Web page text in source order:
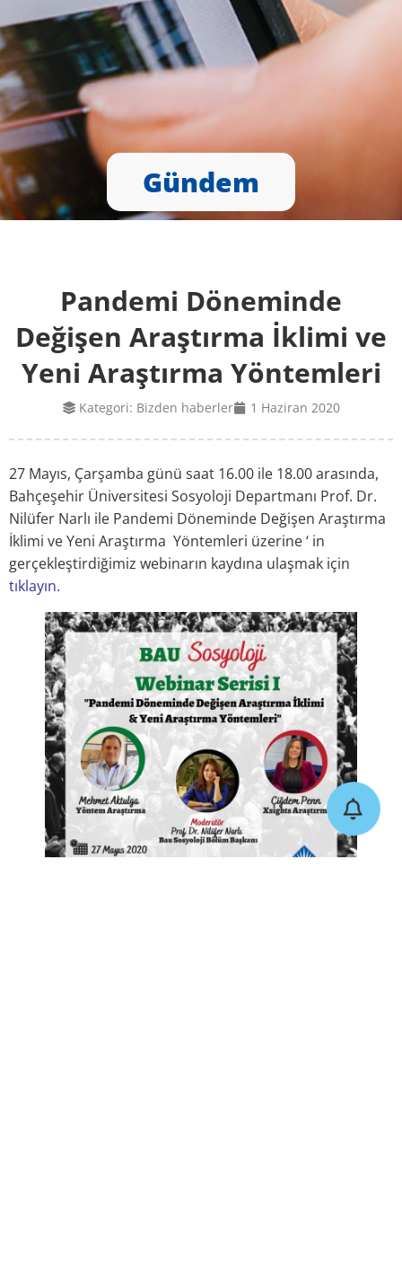
Gündem
Pandemi Döneminde
Değişen Araştırma İklimi ve
Yeni Araştırma Yöntemleri
Kategori: Bizden haberler 1 Haziran 2020
27 Mayıs, Çarşamba günü saat 16.00 ile 18.00 arasında,
Bahçeşehir Üniversitesi Sosyoloji Departmanı Prof. Dr.
Nilüfer Narlı ile Pandemi Döneminde Değişen Araştırma
İklimi ve Yeni Araştırma Yöntemleri üzerine ‘ in
gerçekleştirdiğimiz webinarın kaydına ulaşmak için
tıklayın.